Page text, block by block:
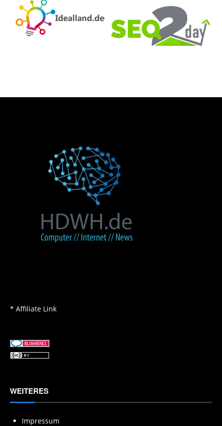
* Affiliate Link
WEITERES
Impressum